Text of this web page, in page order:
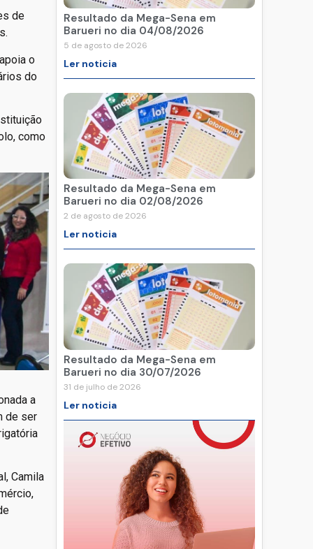
de
o
do
como
a
de ser
Camila
Resultado da Mega-Sena em
Barueri no dia 04/08/2026
5 de agosto de 2026
Ler noticia
Resultado da Mega-Sena em
Barueri no dia 02/08/2026
2 de agosto de 2026
Ler noticia
Resultado da Mega-Sena em
Barueri no dia 30/07/2026
31 de julho de 2026
Ler noticia